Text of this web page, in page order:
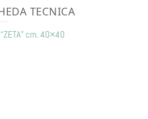
TECNICA
cm. 40×40